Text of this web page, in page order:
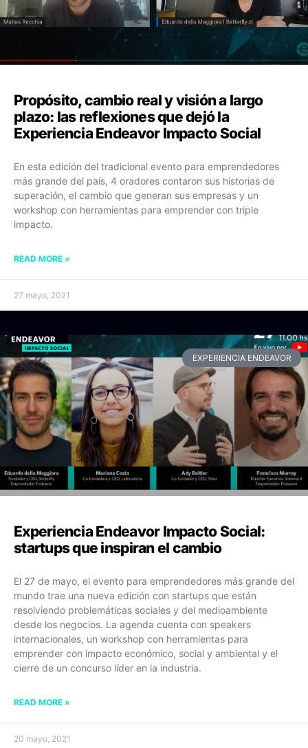
Propósito, cambio real y visión a largo
plazo: las reflexiones que dejó la
Experiencia Endeavor Impacto Social
En esta edición del tradicional evento para emprendedores
más grande del país, 4 oradores contaron sus historias de
superación, el cambio que generan sus empresas y un
workshop con herramientas para emprender con triple
impacto.
READ MORE »
27 mayo, 2021
EXPERIENCIA ENDEAVOR
Experiencia Endeavor Impacto Social:
startups que inspiran el cambio
El 27 de mayo, el evento para emprendedores más grande del
mundo trae una nueva edición con startups que están
resolviendo problemáticas sociales y del medioambiente
desde los negocios. La agenda cuenta con speakers
internacionales, un workshop con herramientas para
emprender con impacto económico, social y ambiental y el
cierre de un concurso líder en la industria.
READ MORE »
20 mayo, 2021